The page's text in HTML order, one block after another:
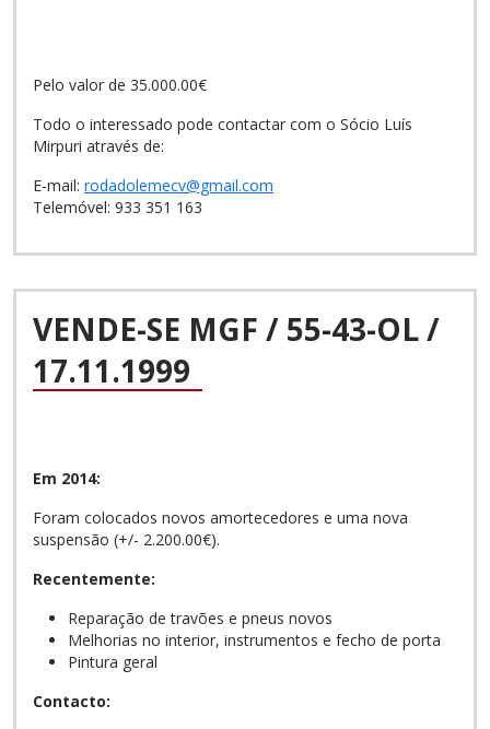
Pelo valor de 35.000.00€
Todo o interessado pode contactar com o Sócio Luís
Mirpuri através de:
E-mail: rodadolemecv@gmail.com
Telemóvel: 933 351 163
VENDE-SE MGF / 55-43-OL /
17.11.1999
Em 2014:
Foram colocados novos amortecedores e uma nova
suspensão (+/- 2.200.00€).
Recentemente:
Reparação de travões e pneus novos
Melhorias no interior, instrumentos e fecho de porta
Pintura geral
Contacto: